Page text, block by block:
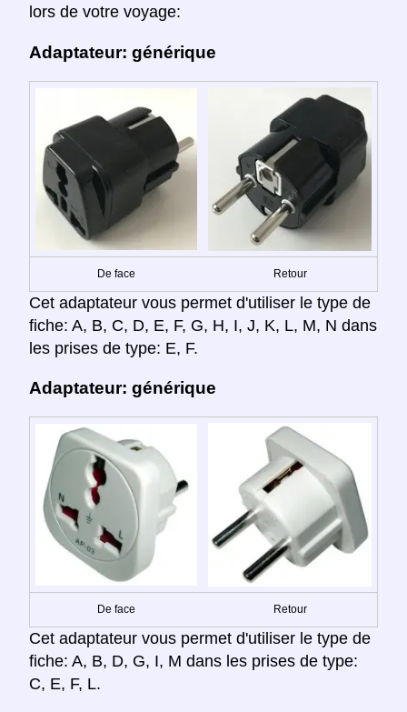
lors de votre voyage:
Adaptateur: générique
De face Retour
Cet adaptateur vous permet d'utiliser le type de
fiche: A, B, C, D, E, F, G, H, I, J, K, L, M, N dans
les prises de type: E, F.
Adaptateur: générique
De face Retour
Cet adaptateur vous permet d'utiliser le type de
fiche: A, B, D, G, I, M dans les prises de type:
C, E, F, L.